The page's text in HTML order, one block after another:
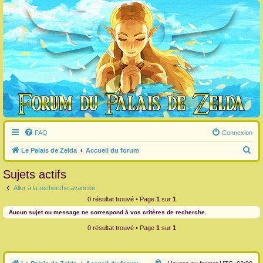
FAQ Connexion
Le Palais de Zelda Accueil du forum
e
e
r
Sujets actifs
Aller à la recherche avancée
0 résultat trouvé • Page 1 sur 1
Aucun sujet ou message ne correspond à vos critères de recherche.
0 résultat trouvé • Page 1 sur 1